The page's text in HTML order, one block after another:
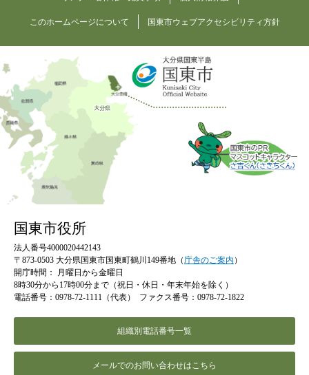
このホームページについて 国東市ウェブアクセシビリティ方針
国東市役所
法人番号4000020442143
〒873-0503 大分県国東市国東町鶴川149番地（庁舎のご案内 ）
開庁時間：
月曜日から金曜日
8時30分から17時00分まで（祝日・休日・年末年始を除く）
電話番号：0978-72-1111（代表）
ファクス番号：0978-72-1822
組織別電話番号一覧
メールでのお問い合わせはこちら